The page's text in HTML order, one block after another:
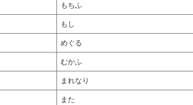
もちふ
もし
めぐる
むかふ
まれなり
また